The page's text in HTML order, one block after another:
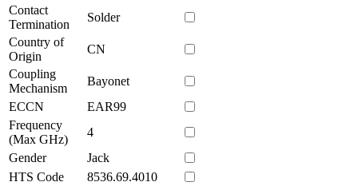
Contact
Termination
Solder
Country of
Origin
CN
Coupling
Mechanism
Bayonet
ECCN
EAR99
Frequency
(Max GHz)
4
Gender
Jack
HTS Code
8536.69.4010